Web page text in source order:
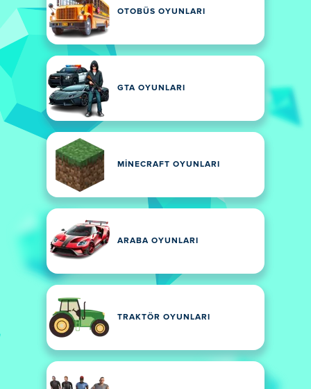
OTOBÜS OYUNLARI
GTA OYUNLARI
MINECRAFT OYUNLARI
ARABA OYUNLARI
TRAKTÖR OYUNLARI